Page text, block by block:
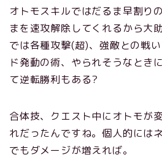
オトモスキルではだるま早割り
まを速攻解除してくれるから大
では各種攻撃(超)、強敵との戦
ド発動の術、やられそうなとき
て逆転勝利もある?
合体技、クエスト中にオトモが
れだったんですね。個人的には
でもダメージが増えれば。